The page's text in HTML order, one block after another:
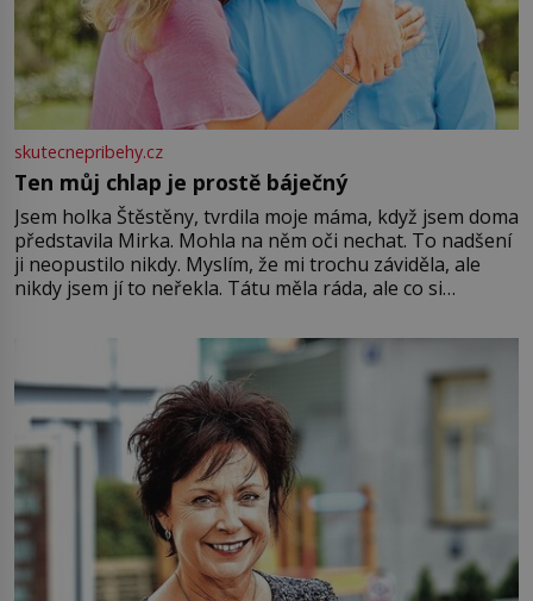
skutecnepribehy.cz
Ten můj chlap je prostě báječný
Jsem holka Štěstěny, tvrdila moje máma, když jsem doma
představila Mirka. Mohla na něm oči nechat. To nadšení
ji neopustilo nikdy. Myslím, že mi trochu záviděla, ale
nikdy jsem jí to neřekla. Tátu měla ráda, ale co si
Jsme spolu moc rádi Tehdy byla jiná doba, když